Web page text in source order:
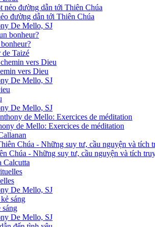
đường dẫn tới Thiên Chúa
De Mello, SJ
de Taizé
vers Dieu
De Mello, SJ
De Mello, SJ
de Mello: Exercices de méditation
Chúa - Những suy tư, cầu nguyện và tích
Calcutta
De Mello, SJ
sáng
De Mello, SJ